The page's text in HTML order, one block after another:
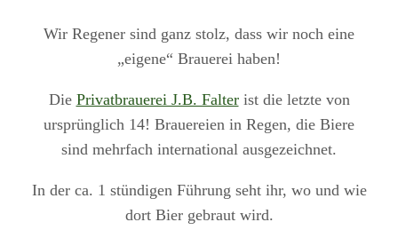
Wir Regener sind ganz stolz, dass wir noch eine
„eigene“ Brauerei haben!
Die Privatbrauerei J.B. Falterist die letzte von
ursprünglich 14! Brauereien in Regen, die Biere
sind mehrfach international ausgezeichnet.
In der ca. 1 stündigen Führung seht ihr, wo und wie
dort Bier gebraut wird.